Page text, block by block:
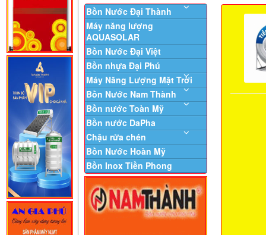
Bồn Nước Đại Thành
Máy năng lượng
AQUASOLAR
Bồn Nước Đại Việt
Bồn nhựa Đại Phú
Máy Năng Lượng Mặt Trời
Bồn Nước Nam Thành
Bồn nước Toàn Mỹ
Bồn nước DaPha
Chậu rửa chén
Bồn Nước Hoàn Mỹ
Bồn Inox Tiền Phong